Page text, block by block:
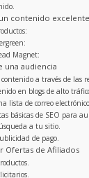
contenido excelente
Magnet:
una audiencia
a través de las
en blogs de alto
lista de correo
básicas de SEO para
a tu sitio.
de pago.
Ofertas de Afiliados